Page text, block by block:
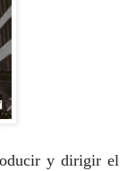
y dirigir el